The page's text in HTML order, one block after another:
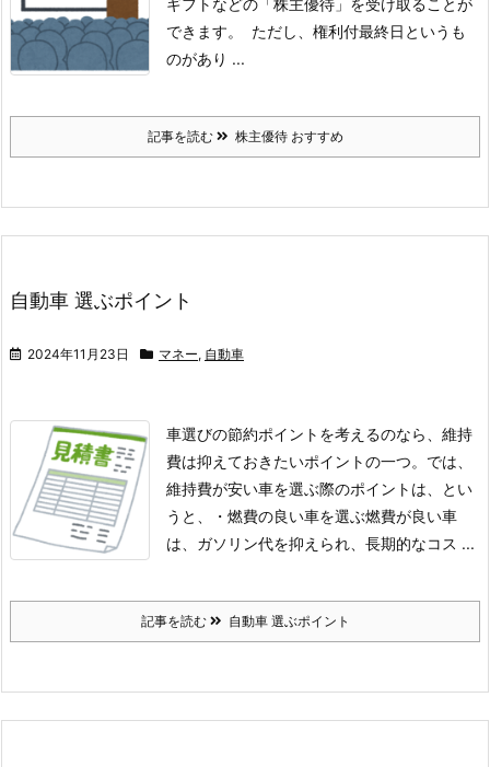
ギフトなどの「株主優待」を受け取ることが
できます。
ただし、権利付最終日というも
のがあり ...
記事を読む 株主優待 おすすめ
自動車 選ぶポイント
2024年11月23日 マネー, 自動車
車選びの節約ポイントを考えるのなら、維持
費は抑えておきたいポイントの一つ。 では、
維持費が安い車を選ぶ際のポイントは、とい
うと、
・燃費の良い車を選ぶ燃費が良い車
は、ガソリン代を抑えられ、長期的なコス ...
記事を読む 自動車 選ぶポイント